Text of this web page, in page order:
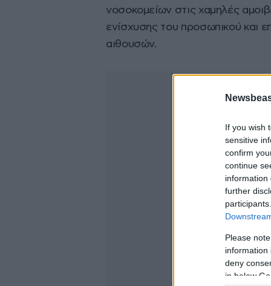
If you wish
sensitive
confirm
continue
information
further
Please
information
deny
in below
νοσοκομείων στις χαμηλές
ενίσχυσης του προσωπικού και
αιθουσών.